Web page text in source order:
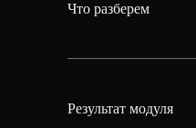
Что разберем
Результат модуля